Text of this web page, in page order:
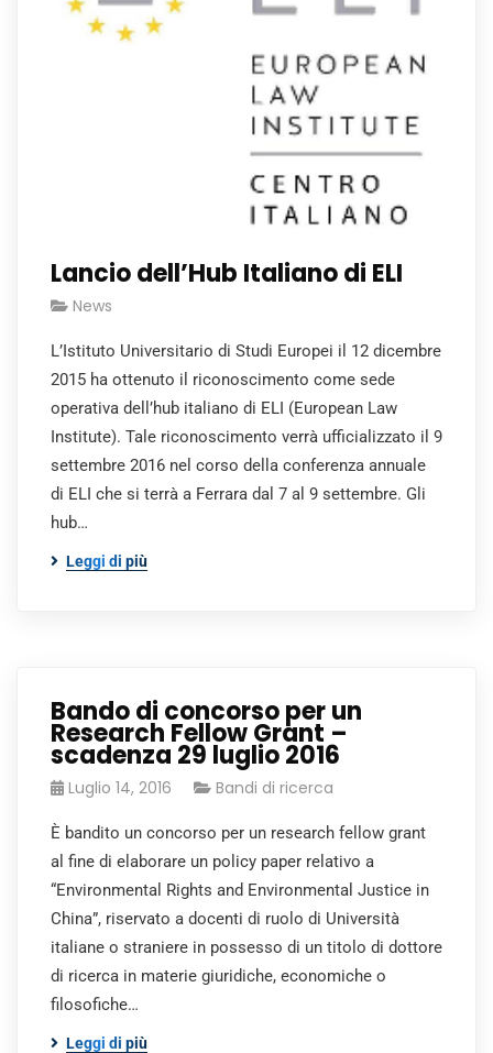
Lancio dell’Hub Italiano di ELI
News
L’Istituto Universitario di Studi Europei il 12 dicembre
2015 ha ottenuto il riconoscimento come sede
operativa dell’hub italiano di ELI (European Law
Institute). Tale riconoscimento verrà ufficializzato il 9
settembre 2016 nel corso della conferenza annuale
di ELI che si terrà a Ferrara dal 7 al 9 settembre. Gli
hub…
Leggi di più
Bando di concorso per un
Research Fellow Grant –
scadenza 29 luglio 2016
Luglio 14, 2016 Bandi di ricerca
È bandito un concorso per un research fellow grant
al fine di elaborare un policy paper relativo a
“Environmental Rights and Environmental Justice in
China”, riservato a docenti di ruolo di Università
italiane o straniere in possesso di un titolo di dottore
di ricerca in materie giuridiche, economiche o
filosofiche…
Leggi di più